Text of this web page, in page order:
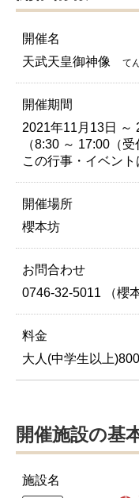
開催名
天武天皇御神像
て
開催期間
2021年11月13日 ～
（8:30 ～ 17:00（受
この行事・イベント
開催場所
櫻本坊
お問合わせ
0746-32-5011 （櫻
料金
大人(中学生以上
開催施設の基
施設名